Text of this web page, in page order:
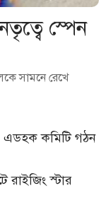
স্পেন
সামনে রেখে
এডহক কমিটি গঠন
রাইজিং স্টার